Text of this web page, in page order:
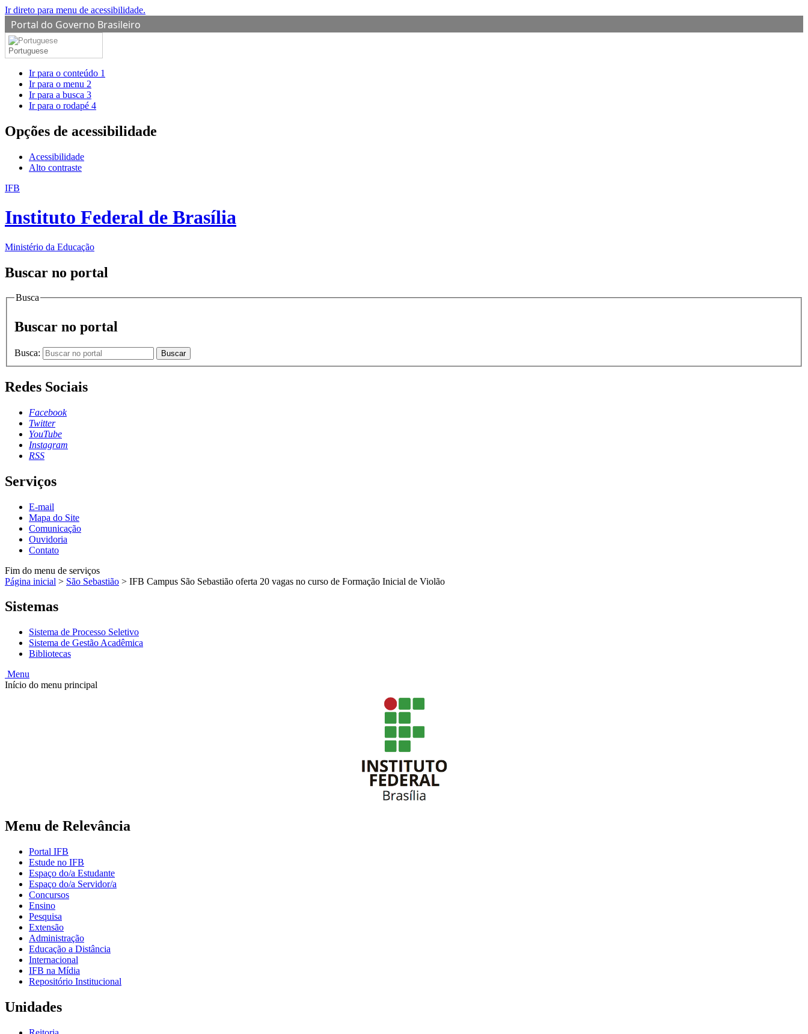
Ir direto para menu de acessibilidade.
Portal do Governo Brasileiro
Portuguese
Ir para o conteúdo 1
Ir para o menu 2
Ir para a busca 3
Ir para o rodapé 4
Opções de acessibilidade
Acessibilidade
Alto contraste
IFB
Instituto Federal de Brasília
Ministério da Educação
Buscar no portal
Busca
Buscar no portal
Busca: Buscar
Redes Sociais
Facebook
Twitter
YouTube
Instagram
RSS
Serviços
E-mail
Mapa do Site
Comunicação
Ouvidoria
Contato
Fim do menu de serviços
Página inicial > São Sebastião > IFB Campus São Sebastião oferta 20 vagas no curso de Formação Inicial de Violão
Sistemas
Sistema de Processo Seletivo
Sistema de Gestão Acadêmica
Bibliotecas
Menu
Início do menu principal
Menu de Relevância
Portal IFB
Estude no IFB
Espaço do/a Estudante
Espaço do/a Servidor/a
Concursos
Ensino
Pesquisa
Extensão
Administração
Educação a Distância
Internacional
IFB na Mídia
Repositório Institucional
Unidades